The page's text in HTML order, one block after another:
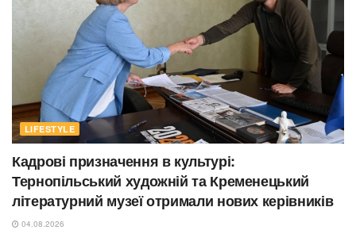
LIFESTYLE
Кадрові призначення в культурі:
Тернопільський художній та Кременецький
літературний музеї отримали нових керівників
04.08.2026